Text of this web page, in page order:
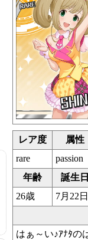
レア度
属性
rare
passion
年齢
誕生
26歳
7月22日
はぁ～い♪ｱﾅﾀ